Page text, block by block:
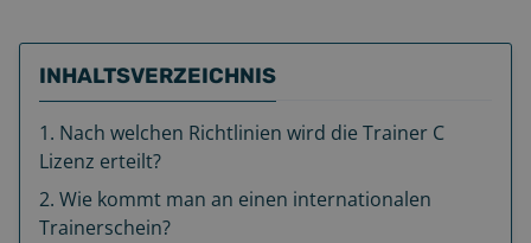
INHALTSVERZEICHNIS
1. Nach welchen Richtlinien wird die Trainer C
Lizenz erteilt?
2. Wie kommt man an einen internationalen
Trainerschein?